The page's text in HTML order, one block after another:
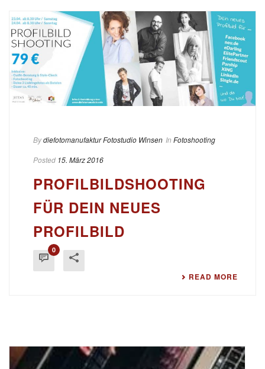
Bydiefotomanufaktur Fotostudio Winsen In Fotoshooting
Posted 15. März 2016
PROFILBILDSHOOTING
FÜR DEIN NEUES
PROFILBILD
0
READ MORE